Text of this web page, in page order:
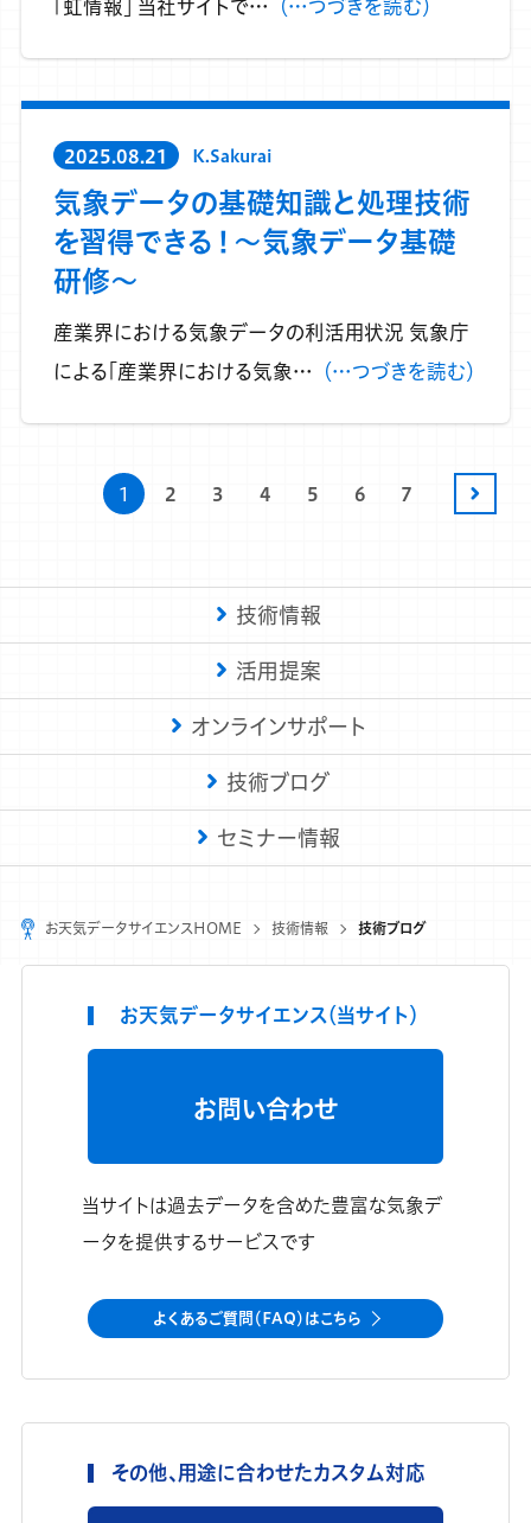
「虹情報」 当社サイトで… （…つづきを読む）
2025.08.21 K.Sakurai
気象データの基礎知識と処理技術
を習得できる！～気象データ基礎
研修～
産業界における気象データの利活用状況 気象庁
による「産業界における気象…
（…つづきを読む）
1 2 3 4 5 6 7
技術情報
活用提案
オンラインサポート
技術ブログ
セミナー情報
お天気データサイエンスHOME 技術情報 技術ブログ
お天気データサイエンス（当サイト）
お問い合わせ
当サイトは過去データを含めた豊富な気象デ
ータを提供するサービスです
よくあるご質問（FAQ）はこちら
その他、用途に合わせたカスタム対応